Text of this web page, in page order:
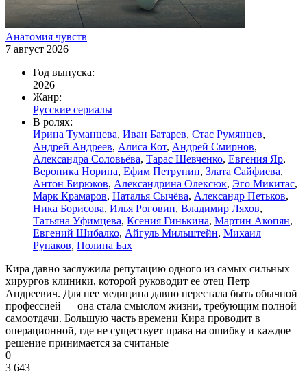
Анатомия чувств
7 август 2026
Год выпуска:
2026
Жанр:
Русские сериалы
В ролях:
Ирина Туманцева, Иван Батарев, Стас Румянцев,
Андрей Андреев, Алиса Кот, Андрей Смирнов,
Александра Соловьёва, Тарас Шевченко, Евгения Яр,
Вероника Норина, Ефим Петрунин, Злата Сайфиева,
Антон Бирюков, Александрина Олексюк, Эго Микитас,
Марк Крамаров, Наталья Сычёва, Александр Петьков,
Ника Борисова, Илья Роговин, Владимир Ляхов,
Татьяна Уфимцева, Ксения Гинькина, Мартин Акопян,
Евгений Шибалко, Айгуль Мильштейн, Михаил
Рупаков, Полина Бах
Кира давно заслужила репутацию одного из самых сильных
хирургов клиники, которой руководит ее отец Петр
Андреевич. Для нее медицина давно перестала быть обычной
профессией — она стала смыслом жизни, требующим полной
самоотдачи. Большую часть времени Кира проводит в
операционной, где не существует права на ошибку и каждое
решение принимается за считаные
0
3 643